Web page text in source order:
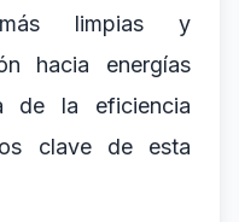
más limpias y
hacia energías
de la eficiencia
clave de esta